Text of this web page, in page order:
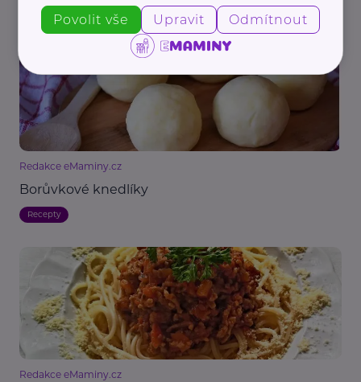
Recepty
Redakce eMaminy.cz
Borůvkové knedlíky
Recepty
Redakce eMaminy.cz
Povolit vše Upravit Odmítnout